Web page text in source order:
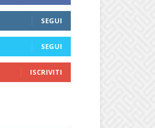
SEGUI
SEGUI
ISCRIVITI